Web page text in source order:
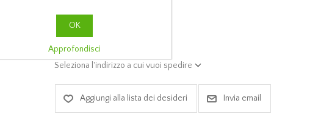
Seleziona l'indirizzo a cui vuoi spedire
Aggiungi alla lista dei desideri Invia email
OK
Approfondisci